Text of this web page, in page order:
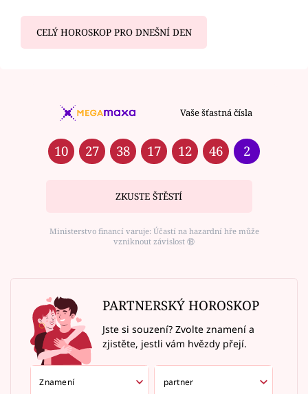
CELÝ HOROSKOP PRO DNEŠNÍ DEN
Vaše šťastná čísla
10 27 38 17 12 46 2
ZKUSTE ŠTĚSTÍ
Ministerstvo financí varuje: Účastí na hazardní hře může
vzniknout závislost ⑱
PARTNERSKÝ HOROSKOP
Jste si souzení? Zvolte znamení a
zjistěte, jestli vám hvězdy přejí.